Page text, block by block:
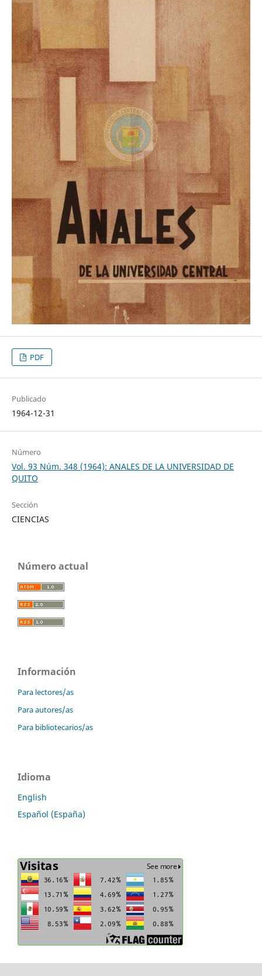
PDF
Publicado
1964-12-31
Número
Vol. 93 Núm. 348 (1964): ANALES DE LA UNIVERSIDAD DE
QUITO
Sección
CIENCIAS
Número actual
Información
Para lectores/as
Para autores/as
Para bibliotecarios/as
Idioma
English
Español (España)